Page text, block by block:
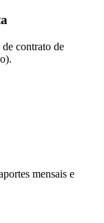
de contrato de
mensais e